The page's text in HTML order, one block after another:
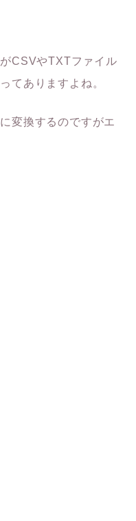
CSVやTXTファイル
てありますよね。
変換するのですがエ